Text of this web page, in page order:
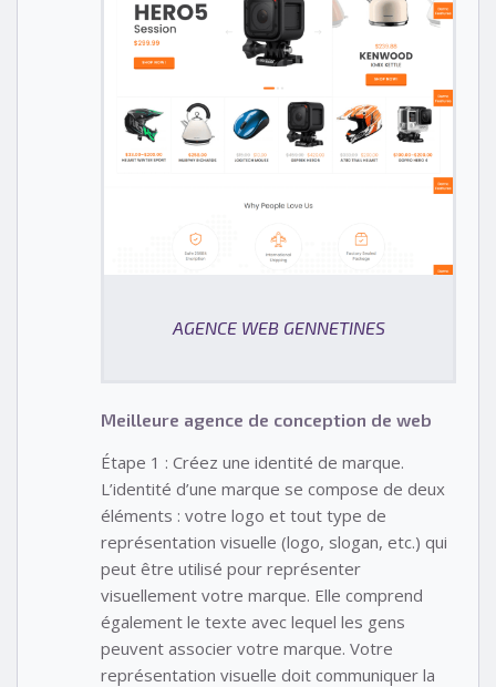
AGENCE WEB GENNETINES
Meilleure agence de conception de web
Étape 1 : Créez une identité de marque.
L’identité d’une marque se compose de deux
éléments : votre logo et tout type de
représentation visuelle (logo, slogan, etc.) qui
peut être utilisé pour représenter
visuellement votre marque. Elle comprend
également le texte avec lequel les gens
peuvent associer votre marque. Votre
représentation visuelle doit communiquer la